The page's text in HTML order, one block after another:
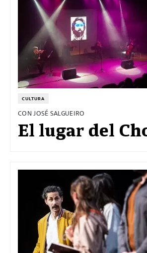
CULTURA
CON JOSÉ SALGUEIRO
El lugar del